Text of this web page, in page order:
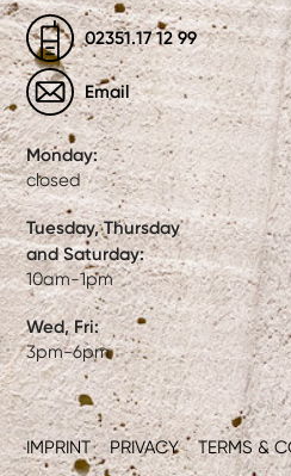
IMPRINT PRIVACY TERMS &
02351.17 12 99
Email
Monday:
closed
Tuesday, Thursday
and Saturday:
10am-1pm
Wed, Fri:
3pm-6pm